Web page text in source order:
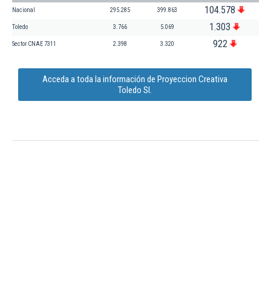
Nacional 295.285 399.863 104.578
Toledo 3.766 5.069 1.303
Sector CNAE 7311 2.398 3.320 922
Acceda a toda la información de Proyeccion Creativa
Toledo Sl.